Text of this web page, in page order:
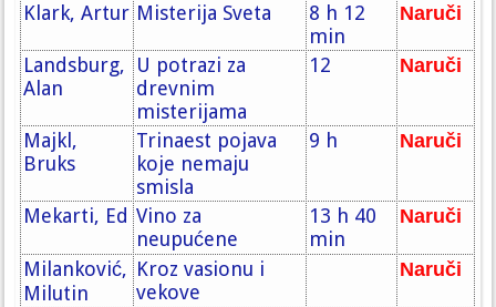
Klark, Artur Misterija Sveta
8 h 12
min
Naruči
Landsburg,
Alan
U potrazi za
drevnim
misterijama
12 Naruči
Majkl,
Bruks
Trinaest pojava
koje nemaju
smisla
9 h Naruči
Mekarti, Ed Vino za
neupućene
13 h 40
min
Naruči
Milanković,
Milutin
Kroz vasionu i
vekove
Naruči